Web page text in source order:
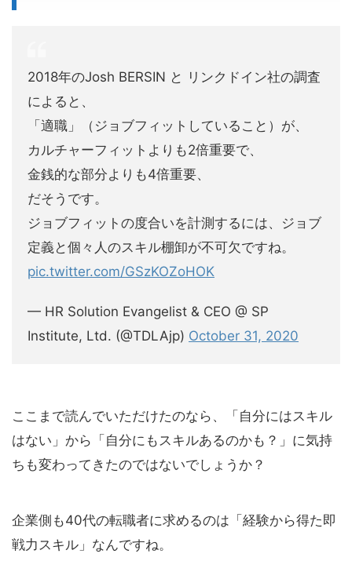
2018年のJosh BERSIN と リンクドイン社の調査
によると、
「適職」（ジョブフィットしていること）が、
カルチャーフィットよりも2倍重要で、
金銭的な部分よりも4倍重要、
だそうです。
ジョブフィットの度合いを計測するには、ジョブ
定義と個々人のスキル棚卸が不可欠ですね。
pic.twitter.com/GSzKOZoHOK
— HR Solution Evangelist & CEO @ SP
Institute, Ltd. (@TDLAjp) October 31, 2020
ここまで読んでいただけたのなら、「自分にはスキル
はない」から「自分にもスキルあるのかも？」に気持
ちも変わってきたのではないでしょうか？
企業側も40代の転職者に求めるのは「経験から得た即
戦力スキル」なんですね。